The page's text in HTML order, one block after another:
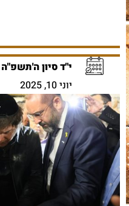
י"ד סיון ה'תשפ"ה
יוני 10, 2025